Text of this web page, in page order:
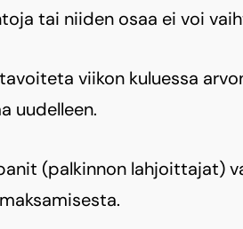
tai niiden osaa ei voi
viikon kuluessa
uudelleen.
(palkinnon lahjoittajat)